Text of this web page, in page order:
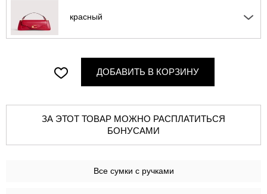
красный
ДОБАВИТЬ В КОРЗИНУ
ЗА ЭТОТ ТОВАР МОЖНО РАСПЛАТИТЬСЯ
БОНУСАМИ
Все сумки с ручками